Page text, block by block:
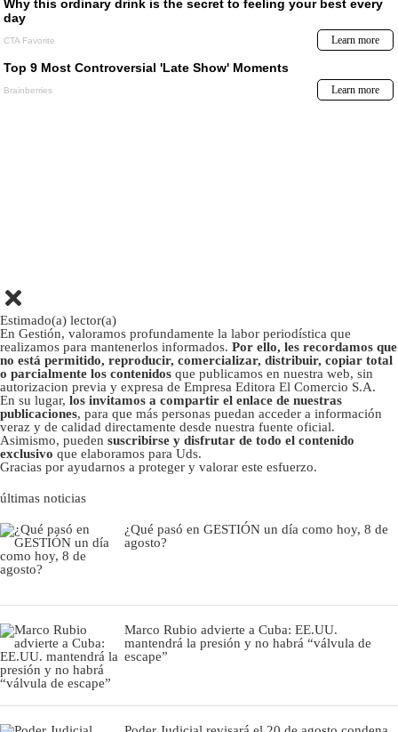
Estimado(a) lector(a)
En Gestión, valoramos profundamente la labor periodística que
realizamos para mantenerlos informados. Por ello, les recordamos que
no está permitido, reproducir, comercializar, distribuir, copiar total
o parcialmente los contenidos que publicamos en nuestra web, sin
autorizacion previa y expresa de Empresa Editora El Comercio S.A.
En su lugar, los invitamos a compartir el enlace de nuestras
publicaciones, para que más personas puedan acceder a información
veraz y de calidad directamente desde nuestra fuente oficial.
Asimismo, pueden suscribirse y disfrutar de todo el contenido
exclusivo que elaboramos para Uds.
Gracias por ayudarnos a proteger y valorar este esfuerzo.
últimas noticias
¿Qué pasó en GESTIÓN un día como hoy, 8 de
agosto?
Marco Rubio advierte a Cuba: EE.UU.
mantendrá la presión y no habrá “válvula de
escape”